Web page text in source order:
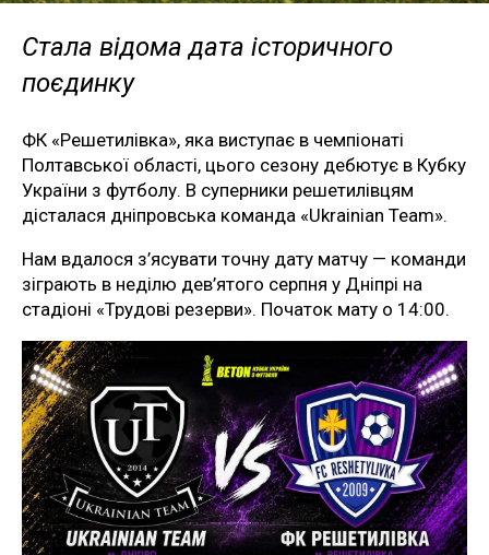
Стала відома дата історичного
поєдинку
ФК «Решетилівка», яка виступає в чемпіонаті
Полтавської області, цього сезону дебютує в Кубку
України з футболу. В суперники решетилівцям
дісталася дніпровська команда «Ukrainian Team».
Нам вдалося з’ясувати точну дату матчу — команди
зіграють в неділю дев’ятого серпня у Дніпрі на
стадіоні «Трудові резерви». Початок мату о 14:00.